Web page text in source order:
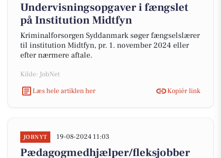
Undervisningsopgaver i fængslet
på Institution Midtfyn
Kriminalforsorgen Syddanmark søger fængselslærer
til institution Midtfyn, pr. 1. november 2024 eller
efter nærmere aftale.
Kilde: JobNet
Læs hele artiklen her
Kopiér link
JOBNYT 19-08-2024 11:03
Pædagogmedhjælper/fleksjobber